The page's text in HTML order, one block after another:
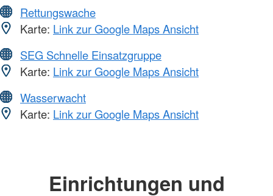
Rettungswache
Karte: Link zur Google Maps Ansicht
SEG Schnelle Einsatzgruppe
Karte: Link zur Google Maps Ansicht
Wasserwacht
Karte: Link zur Google Maps Ansicht
Einrichtungen und